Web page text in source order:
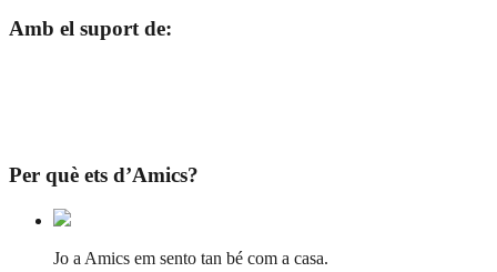
Amb el suport de:
Per què ets d’Amics?
Jo a Amics em sento tan bé com a casa.